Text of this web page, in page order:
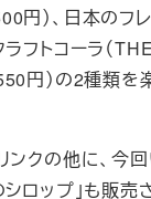
円）、日本の
フトコーラ（
550円）の2種類
ンクの他に、今
ロップ」も販売